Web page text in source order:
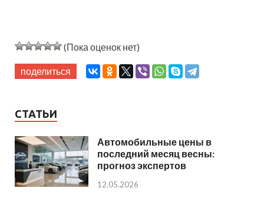
(Пока оценок нет)
поделиться
СТАТЬИ
Автомобильные цены в
последний месяц весны:
прогноз экспертов
12.05.2026